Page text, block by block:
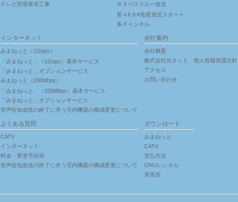
テレビ切替基本工事
ＢＳパススルー放送
新４K８K衛星放送スタート
多チャンネル
インターネット
みまねっと（1Gbps）
「みまねっと」（1Gbps）基本サービス
「みまねっと」オプションサービス
みまねっと（200Mbps）
「みまねっと」（200Mbps）基本サービス
「みまねっと」オプションサービス
音声告知放送の終了に伴う宅内機器の構成変更について
会社案内
会社概要
株式会社光ネット 個人情報保護方針
アクセス
お問い合わせ
よくある質問
CATV
インターネット
料金・変更手続等
音声告知放送の終了に伴う宅内機器の構成変更について
ダウンロード
みまねっと
CATV
支払方法
ONUレンタル
美馬市